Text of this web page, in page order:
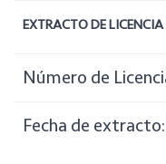
EXTRACTO DE LICENCIA
Número de
Fecha de